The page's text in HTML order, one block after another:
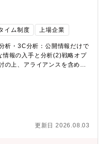
イント】■経営に直結するダ
ンし、牽引することができ
大きく広げる先進的な取り
きな事業成長への貢献単なる
融機関との共創を通じて「地
巨大な社会インフラを構築
イム制度 上場企業
析・3C分析：公開情報だけで
情報の入手と分析(2)戦略オプ
の上、アライアンスを含めた
画部5年後、10年後を見据え
造的な研究開発により、将
出すことをミッションとし
アルの知恵を活かして、
パートナーと共に新たな価
更新日 2026.08.03